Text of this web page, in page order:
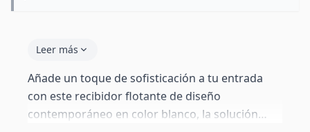
Leer más
Añade un toque de sofisticación a tu entrada
con este recibidor flotante de diseño
contemporáneo en color blanco, la solución